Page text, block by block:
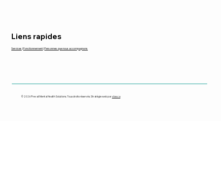
© 2026 Prevail Mental Health Solutions. Tous droits réservés. Stratégie web parvloe.ca
Liens rapides
Services |Fonctionnement|Personnes que nous accompagnons